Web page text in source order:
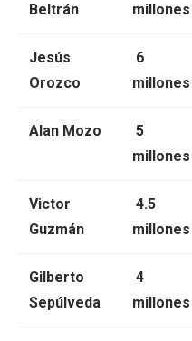
Beltrán
millones
Jesús
Orozco
6
millones
Alan Mozo
5
millones
Victor
Guzmán
4.5
millones
Gilberto
Sepúlveda
4
millones